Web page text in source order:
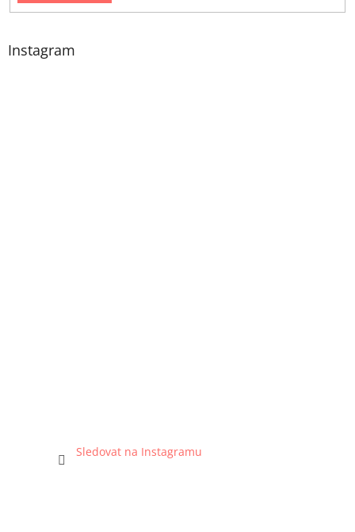
Instagram
Sledovat na Instagramu